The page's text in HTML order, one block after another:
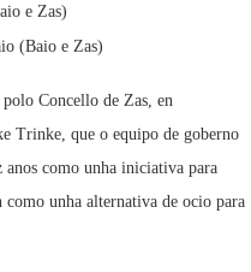
e Zas)
(Baio e Zas)
Concello de Zas, en
Trinke, que o equipo de goberno
como unha iniciativa para
unha alternativa de ocio para